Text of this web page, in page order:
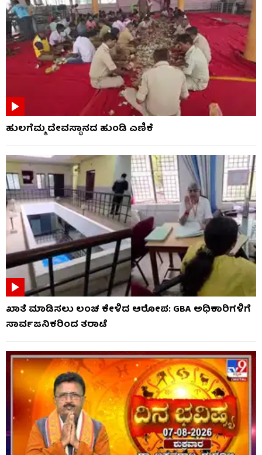
ಹುಲಗೆಮ್ಮ ದೇವಸ್ಥಾನದ ಹುಂಡಿ ಎಣಿಕೆ
ಖಾತೆ ಮಾಡಿಸಲು ಲಂಚ ಕೇಳಿದ ಆರೋಪ: GBA ಅಧಿಕಾರಿಗಳಿಗೆ
ಸಾರ್ವಜನಿಕರಿಂದ ತರಾಟೆ